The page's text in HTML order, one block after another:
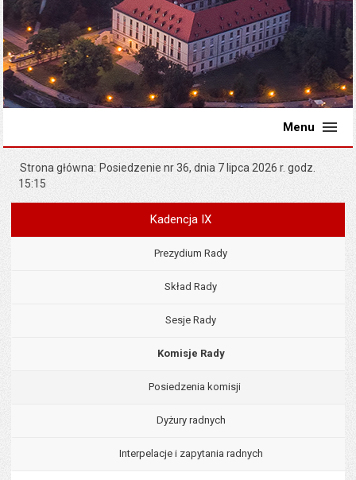
Menu
Strona główna Posiedzenie nr 36, dnia 7 lipca 2026 r. godz.
15:15
Menu
Kadencja IX
Prezydium Rady
Skład Rady
Sesje Rady
Komisje Rady
Posiedzenia komisji
Dyżury radnych
Interpelacje i zapytania radnych